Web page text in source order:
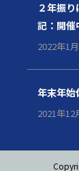
２年振
記：開催
2022年1
年末年始
2021年12